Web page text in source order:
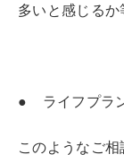
多いと感じるか
● ライフプラ
このようなご相